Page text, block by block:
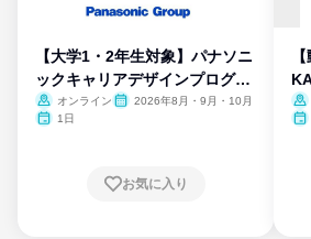
【大学1・2年生対象】パナソニ
ックキャリアデザインプログラ
ム
オンライン
2026年8月・9月・10月
1日
お気に入り